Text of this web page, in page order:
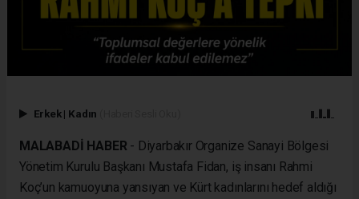
Erkek | Kadın
MALABADİ HABER - Diyarbakır Organize Sanayi Bölgesi
Yönetim Kurulu Başkanı Mustafa Fidan, iş insanı Rahmi
Koç’un kamuoyuna yansıyan ve Kürt kadınlarını hedef aldığı